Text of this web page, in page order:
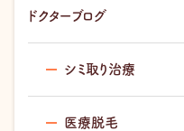
ドクターブログ
シミ取り治療
医療脱毛